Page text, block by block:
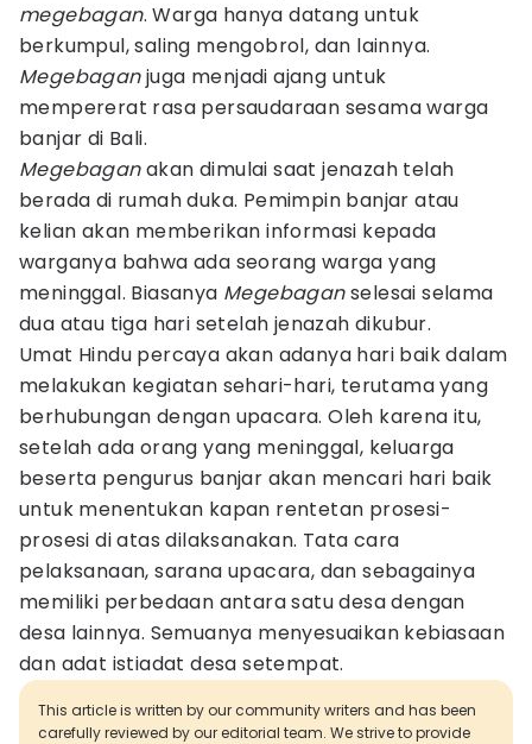
megebagan. Warga hanya datang untuk
berkumpul, saling mengobrol, dan lainnya.
Megebaganjuga menjadi ajang untuk
mempererat rasa persaudaraan sesama warga
banjar di Bali.
Megebaganakan dimulai saat jenazah telah
berada di rumah duka. Pemimpin banjar atau
kelian akan memberikan informasi kepada
warganya bahwa ada seorang warga yang
meninggal. Biasanya Megebaganselesai selama
dua atau tiga hari setelah jenazah dikubur.
Umat Hindu percaya akan adanya hari baik dalam
melakukan kegiatan sehari-hari, terutama yang
berhubungan dengan upacara. Oleh karena itu,
setelah ada orang yang meninggal, keluarga
beserta pengurus banjar akan mencari hari baik
untuk menentukan kapan rentetan prosesi-
prosesi di atas dilaksanakan. Tata cara
pelaksanaan, sarana upacara, dan sebagainya
memiliki perbedaan antara satu desa dengan
desa lainnya. Semuanya menyesuaikan kebiasaan
dan adat istiadat desa setempat.
This article is written by our community writers and has been
carefully reviewed by our editorial team. We strive to provide